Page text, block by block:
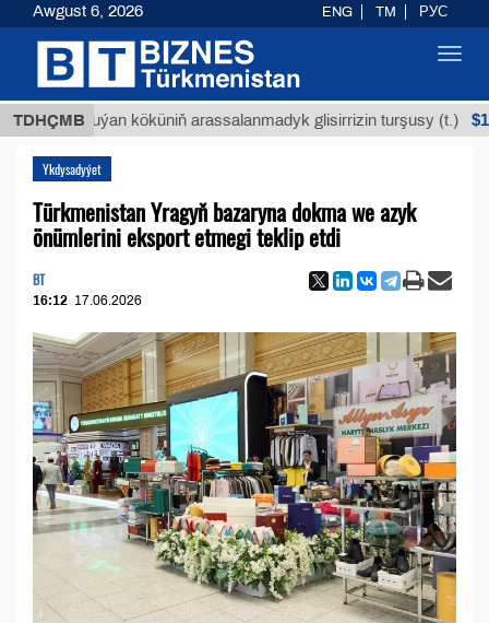
TDHÇMB
Buýan köküniň arassalanmadyk glisirrizin turşusy (t.) $12935,18
Ykdysadyýet
Türkmenistan Yragyň bazaryna dokma we azyk
önümlerini eksport etmegi teklip etdi
BT
16:12 17.06.2026
Awgust 6, 2026 ENG TM РУС